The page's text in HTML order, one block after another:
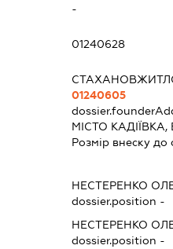
-
01240628
01240605
МІСТО
Розмір внеску до
НЕСТЕРЕНКО
dossier.position -
НЕСТЕРЕНКО
dossier.position -